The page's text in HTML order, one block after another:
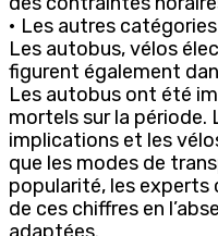
• Les autres
Les autobus, vélos
figurent également
Les autobus ont été
mortels sur la
implications et les
que les modes de
popularité, les
de ces chiffres en